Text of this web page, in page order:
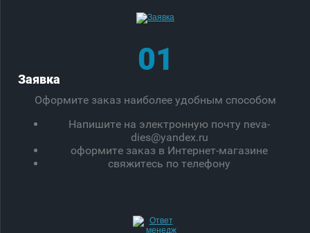
01
Заявка
Оформите заказ наиболее удобным способом
Напишите на электронную почту neva-
dies@yandex.ru
оформите заказ в Интернет-магазине
свяжитесь по телефону